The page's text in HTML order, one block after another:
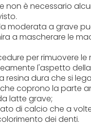
non è necessario
moderata a grave
a mascherare le
per rimuovere
l'aspetto
resina dura che si
coprono la parte
latte grave;
di calcio che a
dei denti.